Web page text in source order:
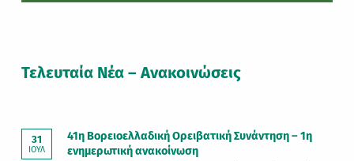
Τελευταία Νέα – Ανακοινώσεις
31
ΙΟΎΛ
41η Βορειοελλαδική Ορειβατική Συνάντηση – 1η
ενημερωτική ανακοίνωση